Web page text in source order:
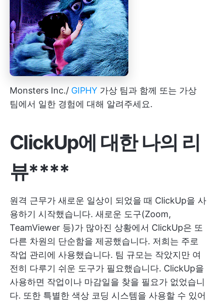
Monsters Inc./ GIPHY 가상 팀과 함께 또는 가상
팀에서 일한 경험에 대해 알려주세요.
ClickUp에 대한 나의 리
뷰****
원격 근무가 새로운 일상이 되었을 때 ClickUp을 사
용하기 시작했습니다. 새로운 도구(Zoom,
TeamViewer 등)가 많아진 상황에서 ClickUp은 또
다른 차원의 단순함을 제공했습니다. 저희는 주로
작업 관리에 사용했습니다. 팀 규모는 작았지만 여
전히 다루기 쉬운 도구가 필요했습니다. ClickUp을
사용하면 작업이나 마감일을 찾을 필요가 없었습니
다. 또한 특별한 색상 코딩 시스템을 사용할 수 있어